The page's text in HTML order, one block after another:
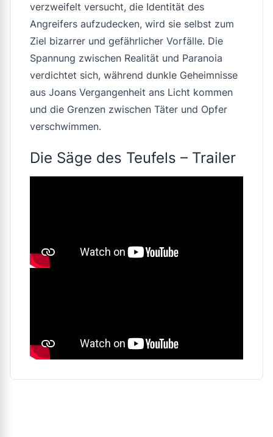
verzweifelt versucht, die Identität des
Angreifers aufzudecken, wird sie selbst zum
Ziel bizarrer und gefährlicher Vorfälle. Die
Spannung zwischen Realität und Paranoia
verdichtet sich, während dunkle Geheimnisse
aus Joans Vergangenheit ans Licht kommen
und die Grenzen zwischen Täter und Opfer
verschwimmen.
Die Säge des Teufels – Trailer